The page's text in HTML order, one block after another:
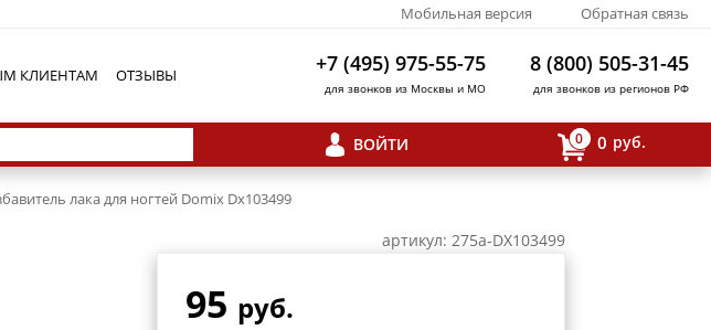
Мобильная версия Обратная связь
КЛИЕНТАМ ОТЗЫВЫ +7 (495) 975-55-75
для звонков из Москвы и МО
8 (800) 505-31-45
для звонков из регионов РФ
ВОЙТИ 0 0 руб.
лака для ногтей Domix Dx103499
артикул: 275a-DX103499
95 руб.